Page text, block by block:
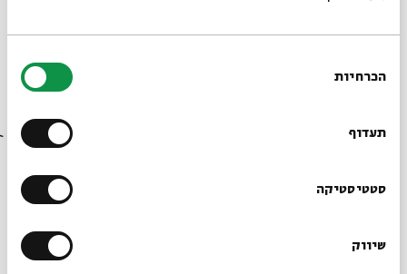
הסכמה
הכרחיות
תעדוף
סטטיסטיקה
שיווק
וכבר אתה מדבר ככה?".
גבר עם זיפים. אטימולוגיה: שורש ז.י.פ במשקל מקוטל (כמו